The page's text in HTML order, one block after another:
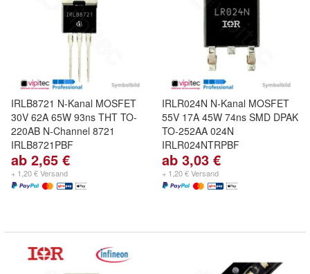
IRLB8721 N-Kanal MOSFET
30V 62A 65W 93ns THT TO-
220AB N-Channel 8721
IRLB8721PBF
ab 2,65 €
+ 1,20 € Versand
IRLR024N N-Kanal MOSFET
55V 17A 45W 74ns SMD DPAK
TO-252AA 024N
IRLR024NTRPBF
ab 3,03 €
+ 1,20 € Versand